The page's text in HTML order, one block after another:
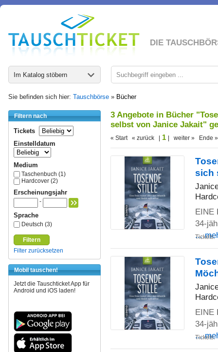
DIE
Im Katalog stöbern
Sie befinden sich hier: Tauschbörse » Bücher
Filtern nach
Tickets
Einstelldatum
Medium
Taschenbuch (1)
Hardcover (2)
Erscheinungsjahr
-
Sprache
Deutsch (3)
Filtern
Filter zurücksetzen
Mobil tauschen!
Jetzt die Tauschticket App für
Android und iOS laden!
3 Angebote in Bücher
selbst von Janice Jakait"
« Start « zurück | 1 | weiter » Ende »
sich
EINE
34-
...
Tickets:
EINE
34-
...
Tickets: